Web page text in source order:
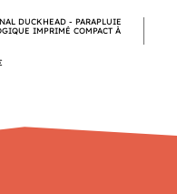
DUCKHEAD - PARAPLUIE
IMPRIMÉ COMPACT À